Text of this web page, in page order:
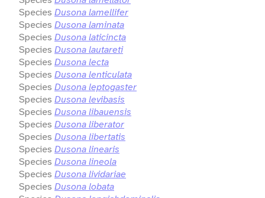
Species Dusona lamellifer
Species Dusona laminata
Species Dusona laticincta
Species Dusona lautareti
Species Dusona lecta
Species Dusona lenticulata
Species Dusona leptogaster
Species Dusona levibasis
Species Dusona libauensis
Species Dusona liberator
Species Dusona libertatis
Species Dusona linearis
Species Dusona lineola
Species Dusona lividariae
Species Dusona lobata